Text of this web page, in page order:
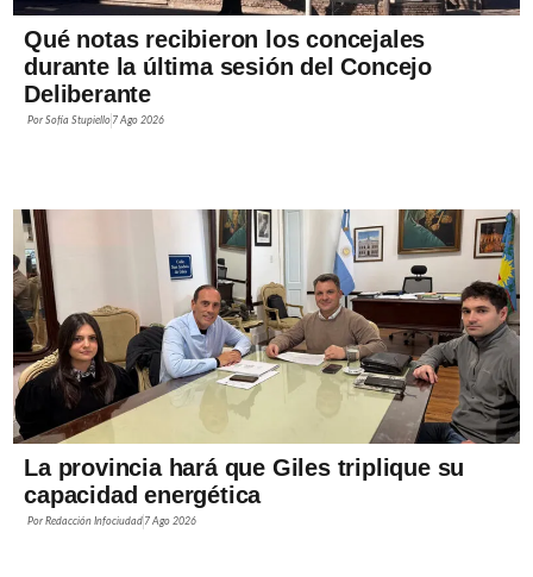
Qué notas recibieron los concejales
durante la última sesión del Concejo
Deliberante
PorSofía Stupiello 7 Ago 2026
La provincia hará que Giles triplique su
capacidad energética
PorRedacción Infociudad 7 Ago 2026